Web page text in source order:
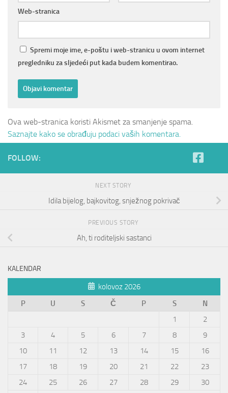
Web-stranica
Spremi moje ime, e-poštu i web-stranicu u ovom internet
pregledniku za sljedeći put kada budem komentirao.
Ova web-stranica koristi Akismet za smanjenje spama.
Saznajte kako se obrađuju podaci vaših komentara.
FOLLOW:
NEXT STORY
Idila bijelog, bajkovitog, snježnog pokrivač
PREVIOUS STORY
Ah, ti roditeljski sastanci
KALENDAR
kolovoz 2026
P
U S Č P S
N
1
2
3
4 5 6 7 8
9
10
11 12 13 14 15
16
17
18 19 20 21 22
23
24
25 26 27 28 29
30